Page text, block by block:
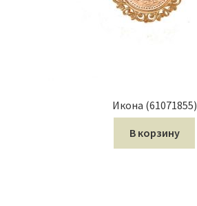
Икона (61071855)
В корзину